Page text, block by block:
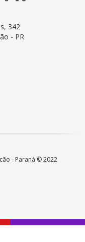
342
- PR
- Paraná © 2022